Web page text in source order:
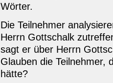
Wörter.
Die Teilnehmer
Herrn Gottschalk
sagt er über Herrn
Glauben die Teilnehmer,
hätte?